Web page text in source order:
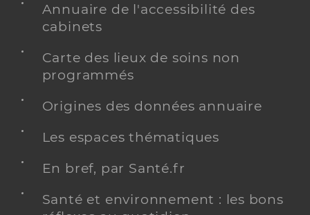
Annuaire de l'accessibilité des
cabinets
Carte des lieux de soins non
programmés
Origines des données annuaire
Les espaces thématiques
En bref, par Santé.fr
Santé et environnement : les bons